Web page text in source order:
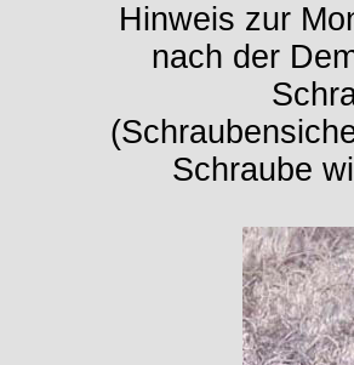
Hinweis zur
nach der
Schraube